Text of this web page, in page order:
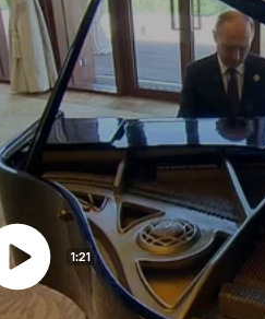
1:21